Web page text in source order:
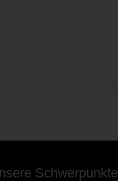
Schwerpunkte